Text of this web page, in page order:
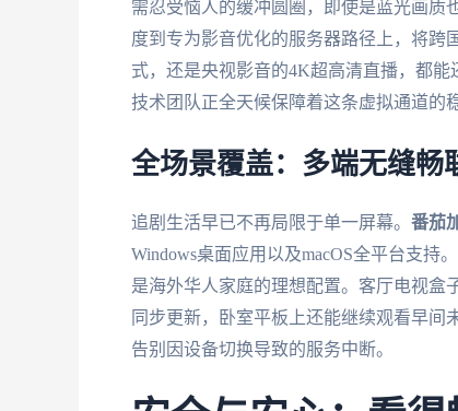
需忍受恼人的缓冲圆圈，即使是蓝光画质
度到专为影音优化的服务器路径上，将跨
式，还是央视影音的4K超高清直播，都
技术团队正全天候保障着这条虚拟通道的
全场景覆盖：多端无缝畅
追剧生活早已不再局限于单一屏幕。 番茄
Windows桌面应用以及macOS全平台支
是海外华人家庭的理想配置。客厅电视盒
同步更新，卧室平板上还能继续观看早间
告别因设备切换导致的服务中断。